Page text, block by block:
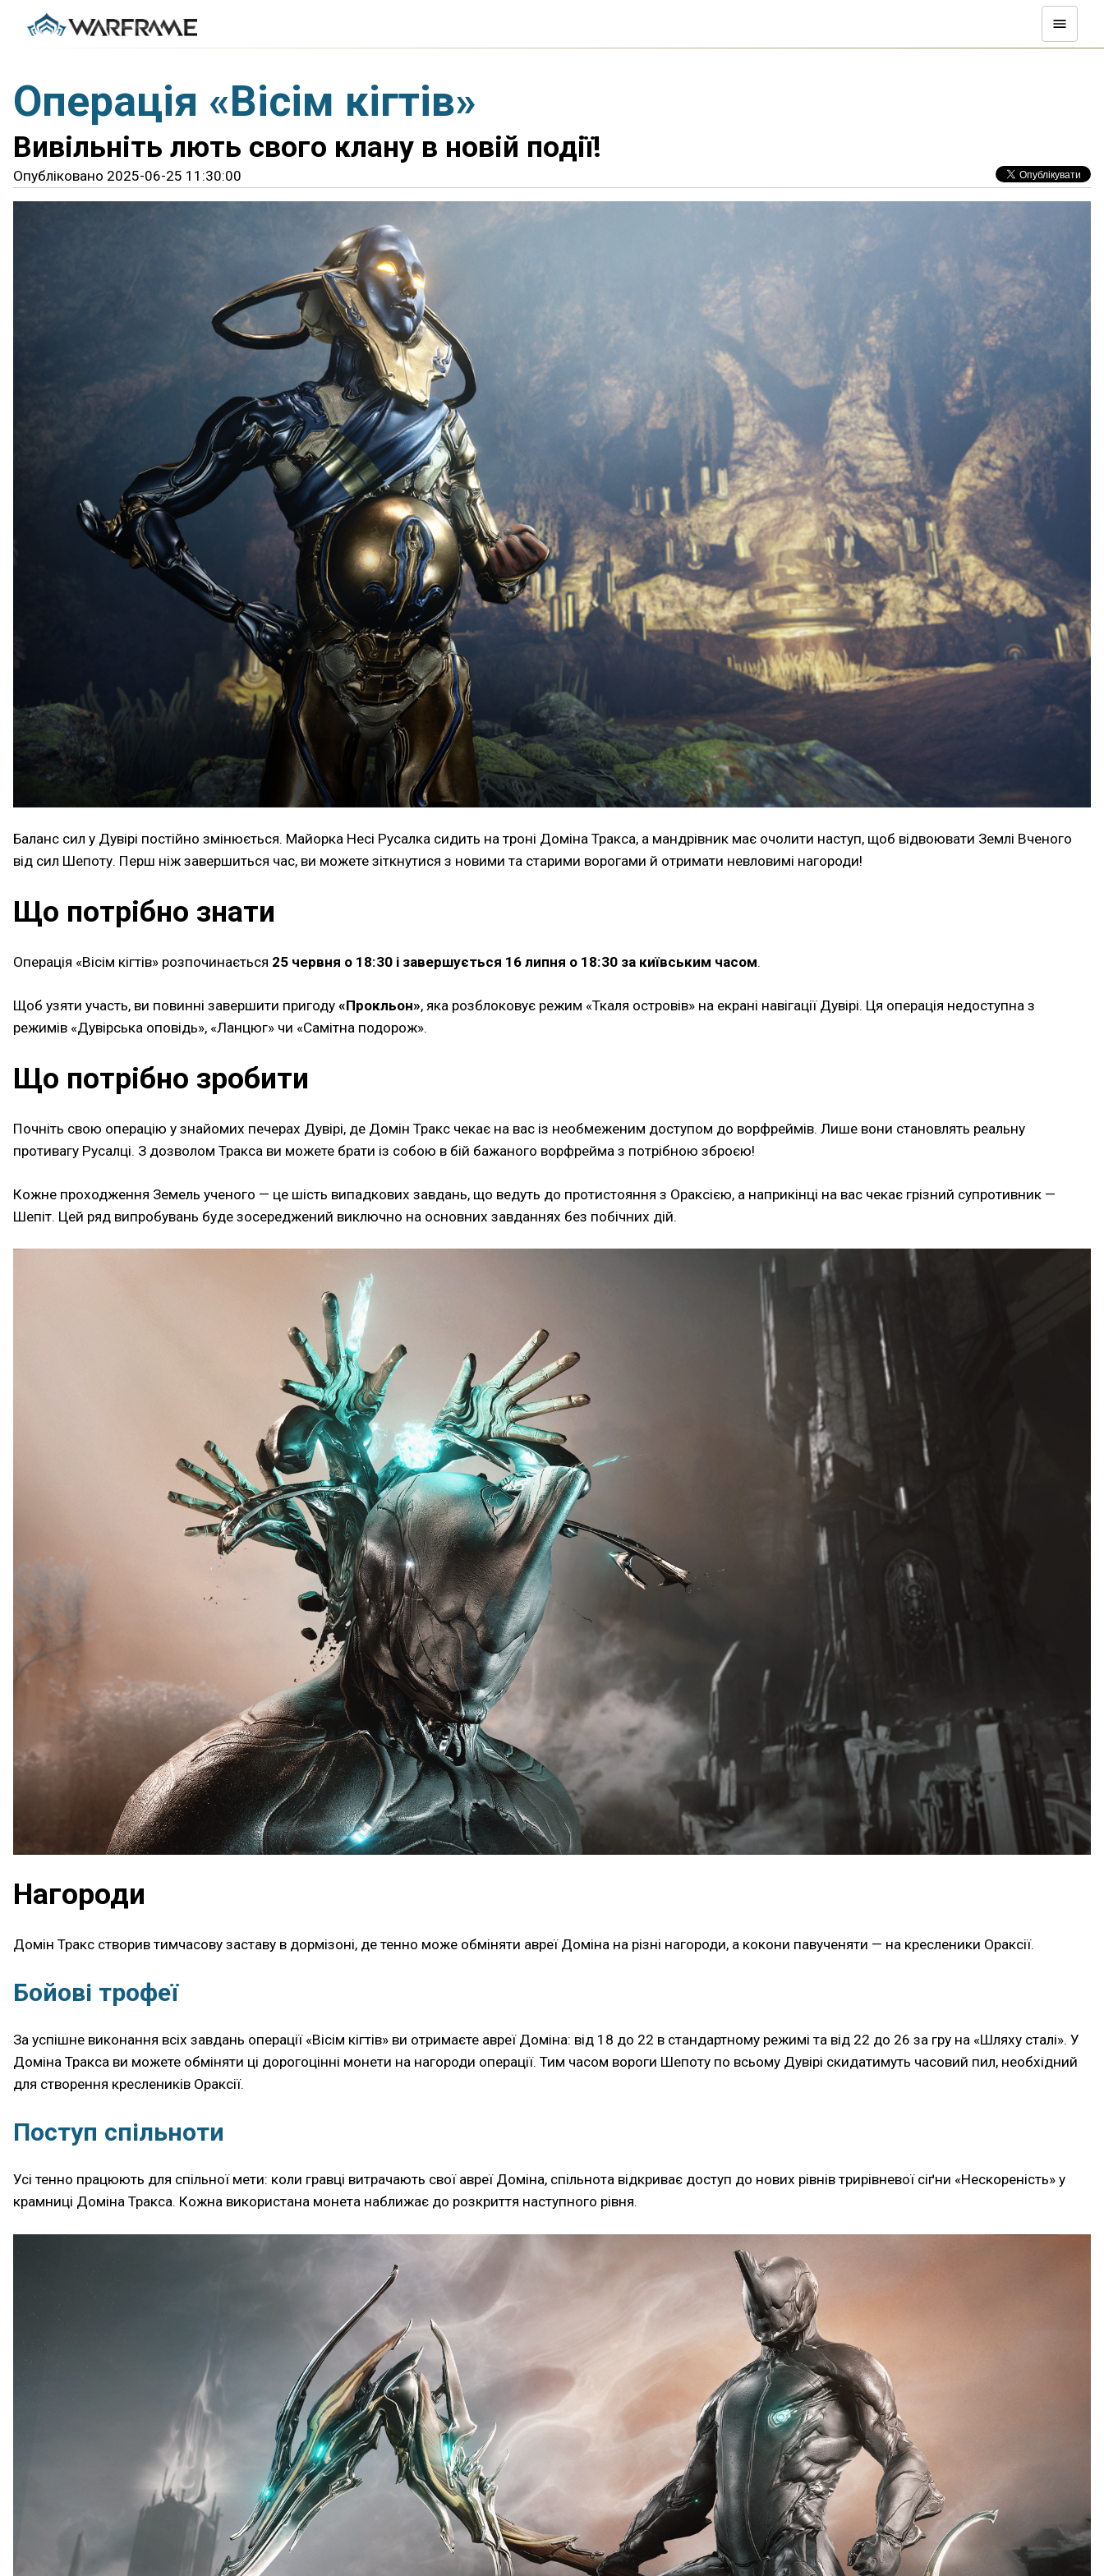
Операція «Вісім кігтів»
Вивільніть лють свого клану в новій події!
Опубліковано 2025-06-25 11:30:00
Баланс сил у Дувірі постійно змінюється. Майорка Несі Русалка сидить на троні Доміна Тракса, а мандрівник має очолити наступ, щоб відвоювати Землі Вченого
від сил Шепоту. Перш ніж завершиться час, ви можете зіткнутися з новими та старими ворогами й отримати невловимі нагороди!
Що потрібно знати
Операція «Вісім кігтів» розпочинається 25 червня о 18:30 і завершується 16 липня о 18:30 за київським часом.
Щоб узяти участь, ви повинні завершити пригоду «Прокльон», яка розблоковує режим «Ткаля островів» на екрані навігації Дувірі. Ця операція недоступна з
режимів «Дувірська оповідь», «Ланцюг» чи «Самітна подорож».
Що потрібно зробити
Почніть свою операцію у знайомих печерах Дувірі, де Домін Тракс чекає на вас із необмеженим доступом до ворфреймів. Лише вони становлять реальну
противагу Русалці. З дозволом Тракса ви можете брати із собою в бій бажаного ворфрейма з потрібною зброєю!
Кожне проходження Земель ученого — це шість випадкових завдань, що ведуть до протистояння з Ораксією, а наприкінці на вас чекає грізний супротивник —
Шепіт. Цей ряд випробувань буде зосереджений виключно на основних завданнях без побічних дій.
Нагороди
Домін Тракс створив тимчасову заставу в дормізоні, де тенно може обміняти авреї Доміна на різні нагороди, а кокони павученяти — на кресленики Ораксії.
Бойові трофеї
За успішне виконання всіх завдань операції «Вісім кігтів» ви отримаєте авреї Доміна: від 18 до 22 в стандартному режимі та від 22 до 26 за гру на «Шляху сталі». У
Доміна Тракса ви можете обміняти ці дорогоцінні монети на нагороди операції. Тим часом вороги Шепоту по всьому Дувірі скидатимуть часовий пил, необхідний
для створення креслеників Ораксії.
Поступ спільноти
Усі тенно працюють для спільної мети: коли гравці витрачають свої авреї Доміна, спільнота відкриває доступ до нових рівнів трирівневої сіґни «Нескореність» у
крамниці Доміна Тракса. Кожна використана монета наближає до розкриття наступного рівня.